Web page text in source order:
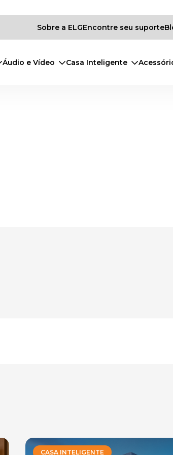
Sobre a ELGEncontre seu suporte
Áudio e Vídeo Casa Inteligente
e Monitoramento
CASA INTELIGENTE